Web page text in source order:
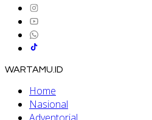
WARTAMU.ID
Home
Nasional